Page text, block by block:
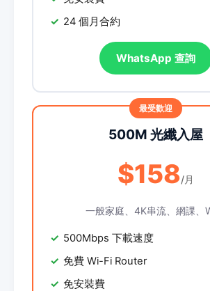
24 個月合約
WhatsApp 查詢
500M 光纖入屋
$158/月
一般家庭、4K串流、網課、
500Mbps 下載速度
免費 Wi-Fi Router
免安裝費